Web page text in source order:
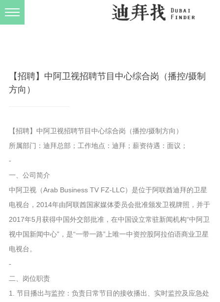
【招聘】中阿卫视招聘节目中心综合岗（播控/摄制
方向）
【招聘】中阿卫视招聘节目中心综合岗（播控/摄制方向）
所属部门：迪拜总部；工作地点：迪拜；薪资待遇：面议；
-
一、公司简介
中阿卫视（Arab Business TV FZ-LLC）是位于阿联酋迪拜的卫星
电视台，2014年由阿联酋国家媒体委员会批准颁发卫视牌照，并于
2017年5月获得中国外交部批准，在中国设立常驻新闻机构“中阿卫
视中国新闻中心”，是“一带一路”上唯一中资控股阿拉伯语商业卫星
电视台。
-
二、岗位职责
1. 节目播出与监控：负责日常节目的接收播出、实时监控及应急处